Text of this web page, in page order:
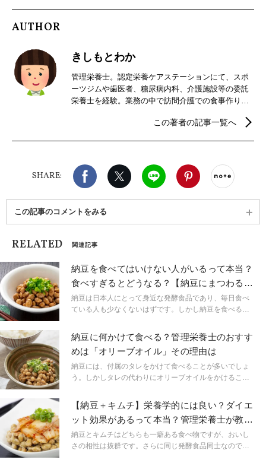
AUTHOR
きしもとわか
管理栄養士。認定栄養ケアステーションにて、スポ
ーツジムや歯医者、糖尿病内科、介護施設等の委託
栄養士を経験。業務の中で訪問介護での食事作りを
でも嚥下機能に合わせた食事を提供する。 夫の転勤
野のライター業務を開始。
この著者の記事一覧へ
SHARE:
Facebook X（旧twitter）
LINE Pinterest
この記事のコメントをみる
RELATED 関連記事
納豆を食べてはいけない人がいるって本当？
食べすぎるとどうなる？【納豆にまつわる雑
学】
納豆は日本人にとって身近な発酵食品であり、毎日食べ
ている人も少なくないはずです。しかし納豆を食べる
ょうか。また納豆の食べ過ぎも、健康に害を及ぼすかも
しれません。この記事では、納豆を食べるときに気を付
けたい、納豆に関する意外な注意点を紹介します。
納豆に何かけて食べる？管理栄養士のおすす
めは「オリーブオイル」その理由は
納豆には、付属のタレをかけて食べることが多いでしょ
う。しかしタレの代わりにオリーブオイルをかけること
ます。この記事では、納豆にオリーブオイルをかけて食
べることで得られる、3つの健康効果を解説します。
【納豆＋キムチ】栄養学的には良い？ダイエ
ット効果があるって本当？管理栄養士が教え
る納豆の食べ方
納豆とキムチはどちらも一癖ある食べ物ですが、おいし
さの相性は抜群です。さらに同じ発酵食品同士なので、